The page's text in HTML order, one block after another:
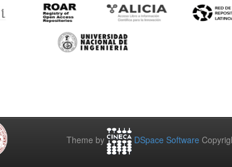
Theme by DSpace Software